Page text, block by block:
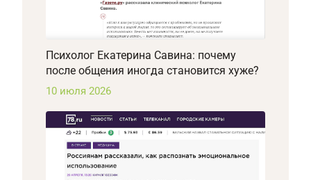
Психолог Екатерина Савина: почему
после общения иногда становится хуже?
10 июля 2026